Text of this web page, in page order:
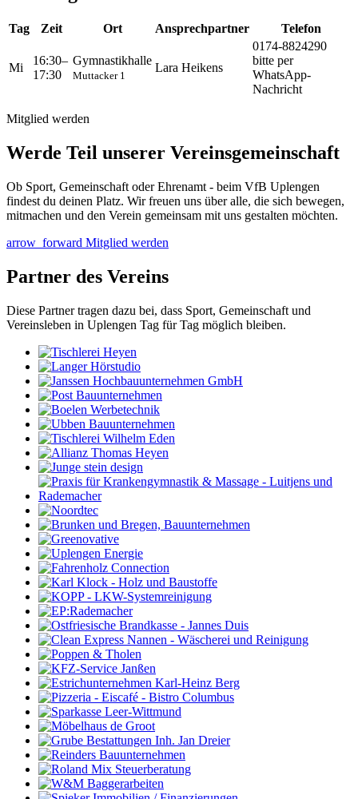
Tag Zeit Ort Ansprechpartner Telefon
Mi
16:30–
17:30
Gymnastikhalle
Muttacker 1
Lara Heikens
0174-8824290
bitte per
WhatsApp-
Nachricht
Mitglied werden
Werde Teil unserer Vereinsgemeinschaft
Ob Sport, Gemeinschaft oder Ehrenamt - beim VfB Uplengen
findest du deinen Platz. Wir freuen uns über alle, die sich bewegen,
mitmachen und den Verein gemeinsam mit uns gestalten möchten.
arrow_forward Mitglied werden
Partner des Vereins
Diese Partner tragen dazu bei, dass Sport, Gemeinschaft und
Vereinsleben in Uplengen Tag für Tag möglich bleiben.